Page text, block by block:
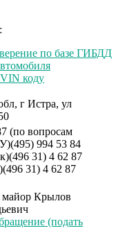
по базе ГИБДД
коду
г Истра, ул
(по вопросам
(495) 994 53 84
(496 31) 4 62 87
(496 31) 4 62 87
майор Крылов
(подать